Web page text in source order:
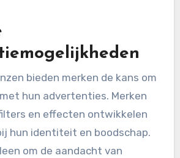
bieden merken de kans om
hun advertenties. Merken
en effecten ontwikkelen
hun identiteit en boodschap.
om de aandacht van